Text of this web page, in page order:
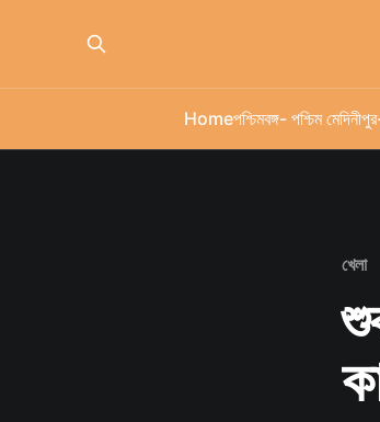
Homeপশ্চিমবঙ্গ- পশ্চিম মেদিনীপুর
খেলা